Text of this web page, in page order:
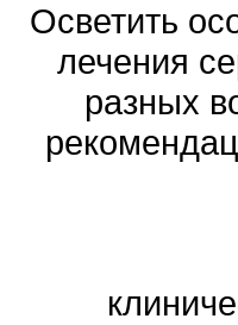
Осветить
лечения
разных